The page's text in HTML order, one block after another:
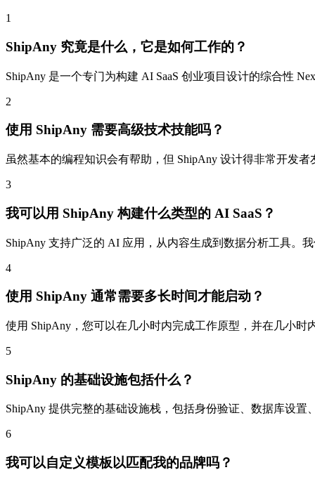
1
ShipAny 究竟是什么，它是如何工作的？
ShipAny 是一个专门为构建 AI SaaS 创业项目设计的综合性
2
使用 ShipAny 需要高级技术技能吗？
虽然基本的编程知识会有帮助，但 ShipAny 设计得非常开发
3
我可以用 ShipAny 构建什么类型的 AI SaaS？
ShipAny 支持广泛的 AI 应用，从内容生成到数据分析工具。
4
使用 ShipAny 通常需要多长时间才能启动？
使用 ShipAny，您可以在几小时内完成工作原型，并在几小
5
ShipAny 的基础设施包括什么？
ShipAny 提供完整的基础设施栈，包括身份验证、数据库设
6
我可以自定义模板以匹配我的品牌吗？